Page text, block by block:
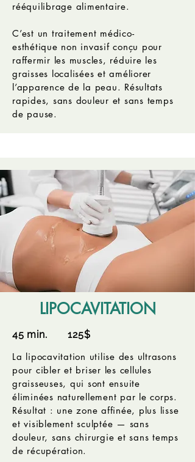
rééquilibrage alimentaire.
C’est un traitement médico-
esthétique non invasif conçu pour
raffermir les muscles, réduire les
graisses localisées et améliorer
l’apparence de la peau. Résultats
rapides, sans douleur et sans temps
de pause.
LIPOCAVITATION
45 min. 125$
La lipocavitation utilise des ultrasons
pour cibler et briser les cellules
graisseuses, qui sont ensuite
éliminées naturellement par le corps.
Résultat : une zone affinée, plus lisse
et visiblement sculptée — sans
douleur, sans chirurgie et sans temps
de récupération.